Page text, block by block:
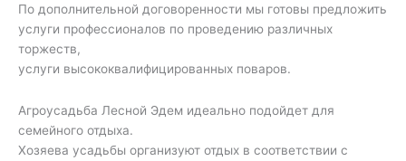
По дополнительной договоренности мы готовы предложить
услуги профессионалов по проведению различных
торжеств,
услуги высококвалифицированных поваров.
Агроусадьба Лесной Эдем идеально подойдет для
семейного отдыха.
Хозяева усадьбы организуют отдых в соответствии с